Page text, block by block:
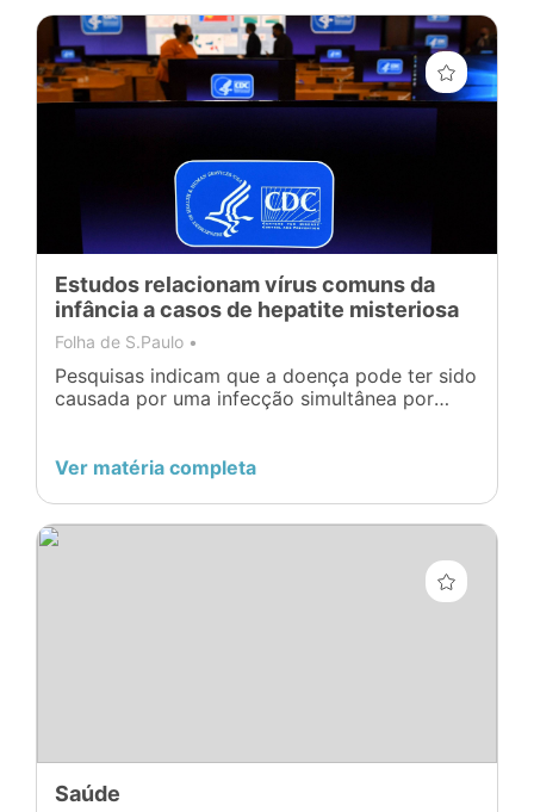
Estudos relacionam vírus comuns da
infância a casos de hepatite misteriosa
Folha de S.Paulo •
Pesquisas indicam que a doença pode ter sido
causada por uma infecção simultânea por
Ver matéria completa
Saúde